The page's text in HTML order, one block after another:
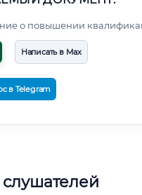
о повышении
Написать в Max
в Telegram